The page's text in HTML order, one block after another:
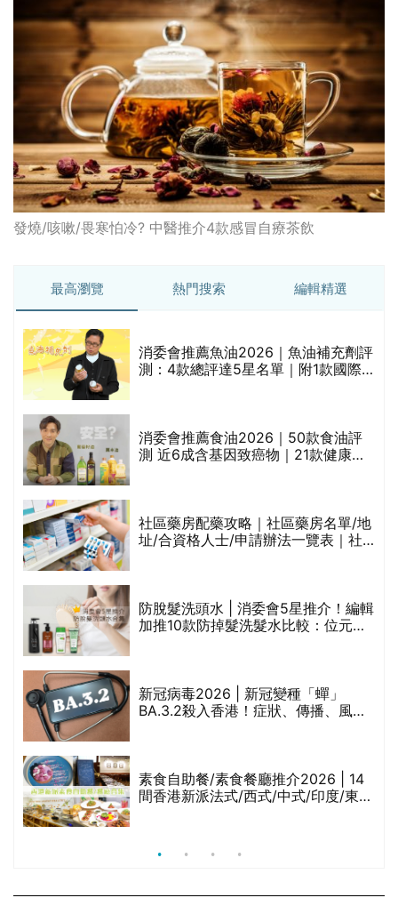
發燒/咳嗽/畏寒怕冷? 中醫推介4款感冒自療茶飲
最高瀏覽 熱門搜索 編輯精選
消委會推薦魚油2026｜魚油補充劑評
測：4款總評達5星名單｜附1款國際
消委會推薦食油2026｜50款食油評
測 近6成含基因致癌物｜21款健康煮
社區藥房配藥攻略｜社區藥房名單/地
址/合資格人士/申請辦法一覽表｜社
防脫髮洗頭水 | 消委會5星推介！編輯
加推10款防掉髮洗髮水比較：位元
新冠病毒2026 | 新冠變種「蟬」
BA.3.2殺入香港！症狀、傳播、風險
素食自助餐/素食餐廳推介2026 | 14
間香港新派法式/西式/中式/印度/東南